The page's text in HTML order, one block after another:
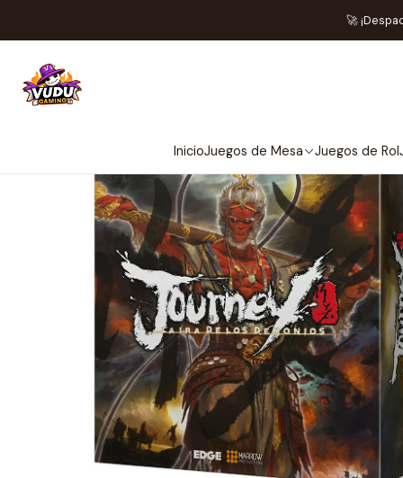
InicioJuegos de Mesa Juegos de Rol
🚀
Inicio